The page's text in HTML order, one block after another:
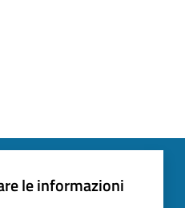
le informazioni